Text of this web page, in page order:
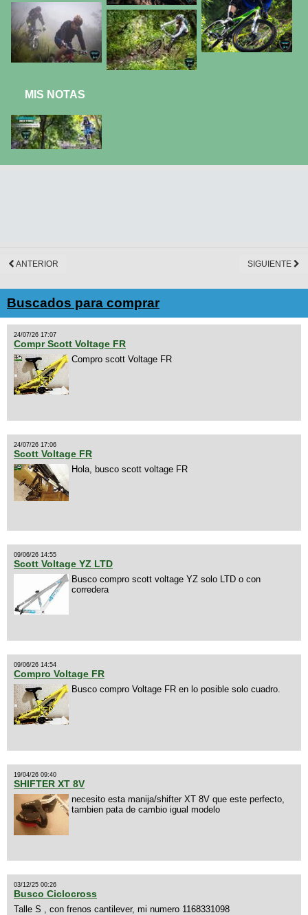
MIS NOTAS
ANTERIOR SIGUIENTE
Buscados para comprar
24/07/26 17:07
Compr Scott Voltage FR
Compro scott Voltage FR
24/07/26 17:06
Scott Voltage FR
Hola, busco scott voltage FR
09/06/26 14:55
Scott Voltage YZ LTD
Busco compro scott voltage YZ solo LTD o con
corredera
09/06/26 14:54
Compro Voltage FR
Busco compro Voltage FR en lo posible solo cuadro.
19/04/26 09:40
SHIFTER XT 8V
necesito esta manija/shifter XT 8V que este perfecto,
tambien pata de cambio igual modelo
03/12/25 00:26
Busco Ciclocross
Talle S , con frenos cantilever, mi numero 1168331098